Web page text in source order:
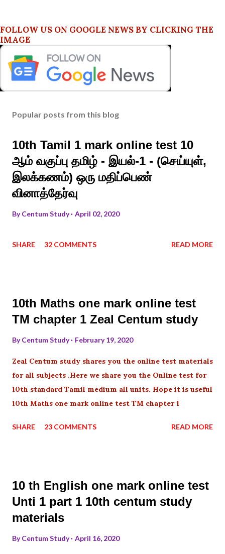
FOLLOW US ON GOOGLE NEWS BY CLICKING THE
IMAGE
Popular posts from this blog
10th Tamil 1 mark online test 10
ஆம் வகுப்பு தமிழ் - இயல்-1 - (செய்யுள்,
இலக்கணம்) ஒரு மதிப்பெண்
வினாத்தேர்வு
ByCentum Study April 02, 2020
SHARE 32 COMMENTS READ MORE
10th Maths one mark online test
TM chapter 1 Zeal Centum study
ByCentum Study February 19, 2020
Zeal Centum study shares you the online test materials
for all subjects .Here we share you the Online test for
10th standard Tamil medium all units. Hope it is useful
10th Maths one mark online test TM chapter 1
SHARE 23 COMMENTS READ MORE
10 th English one mark online test
Unti 1 part 1 10th centum study
materials
ByCentum Study April 16, 2020